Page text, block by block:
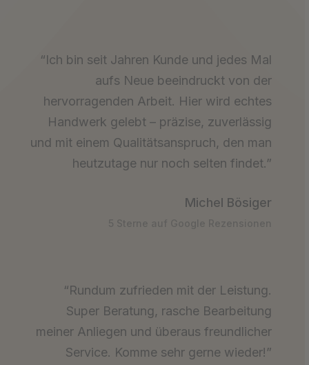
“Ich bin seit Jahren Kunde und jedes Mal
aufs Neue beeindruckt von der
hervorragenden Arbeit. Hier wird echtes
Handwerk gelebt – präzise, zuverlässig
und mit einem Qualitätsanspruch, den man
heutzutage nur noch selten findet.”
Michel Bösiger
“Rundum zufrieden mit der Leistung.
Super Beratung, rasche Bearbeitung
meiner Anliegen und überaus freundlicher
Service. Komme sehr gerne wieder!”